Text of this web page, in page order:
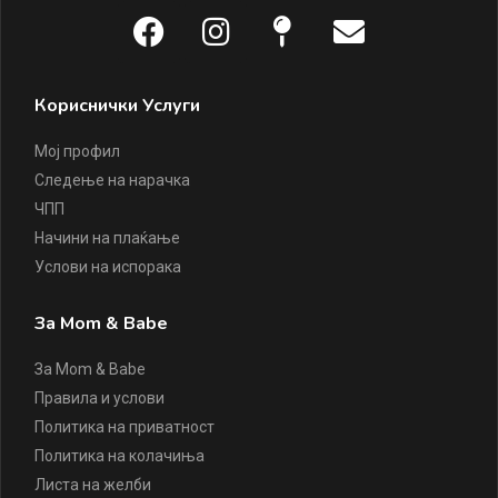
Кориснички Услуги
Мој профил
Следење на нарачка
ЧПП
Начини на плаќање
Услови на испорака
За Mom & Babe
За Mom & Babe
Правила и услови
Политика на приватност
Политика на колачиња
Листа на желби